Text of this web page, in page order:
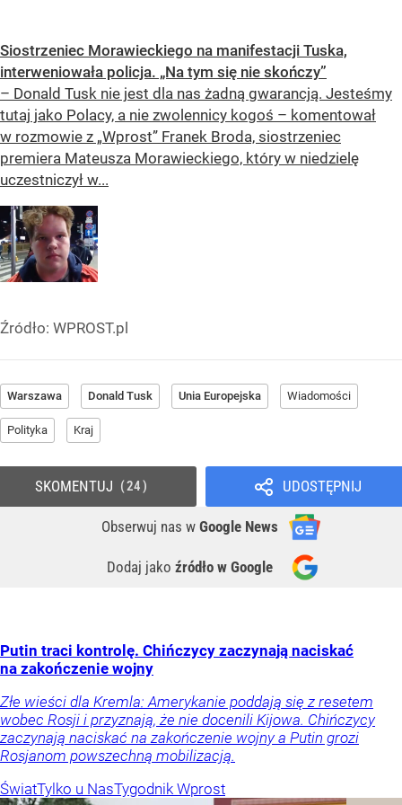
Siostrzeniec Morawieckiego na manifestacji Tuska,
interweniowała policja. „Na tym się nie skończy”
– Donald Tusk nie jest dla nas żadną gwarancją. Jesteśmy
tutaj jako Polacy, a nie zwolennicy kogoś – komentował
w rozmowie z „Wprost” Franek Broda, siostrzeniec
premiera Mateusza Morawieckiego, który w niedzielę
uczestniczył w...
Źródło: WPROST.pl
Warszawa Donald Tusk Unia Europejska Wiadomości
Polityka Kraj
UDOSTĘPNIJ
Obserwuj nas w Google News
Dodaj jako źródło w Google
SKOMENTUJ 24
Putin traci kontrolę. Chińczycy zaczynają naciskać
na zakończenie wojny
Złe wieści dla Kremla: Amerykanie poddają się z resetem
wobec Rosji i przyznają, że nie docenili Kijowa. Chińczycy
zaczynają naciskać na zakończenie wojny a Putin grozi
Rosjanom powszechną mobilizacją.
ŚwiatTylko u NasTygodnik Wprost